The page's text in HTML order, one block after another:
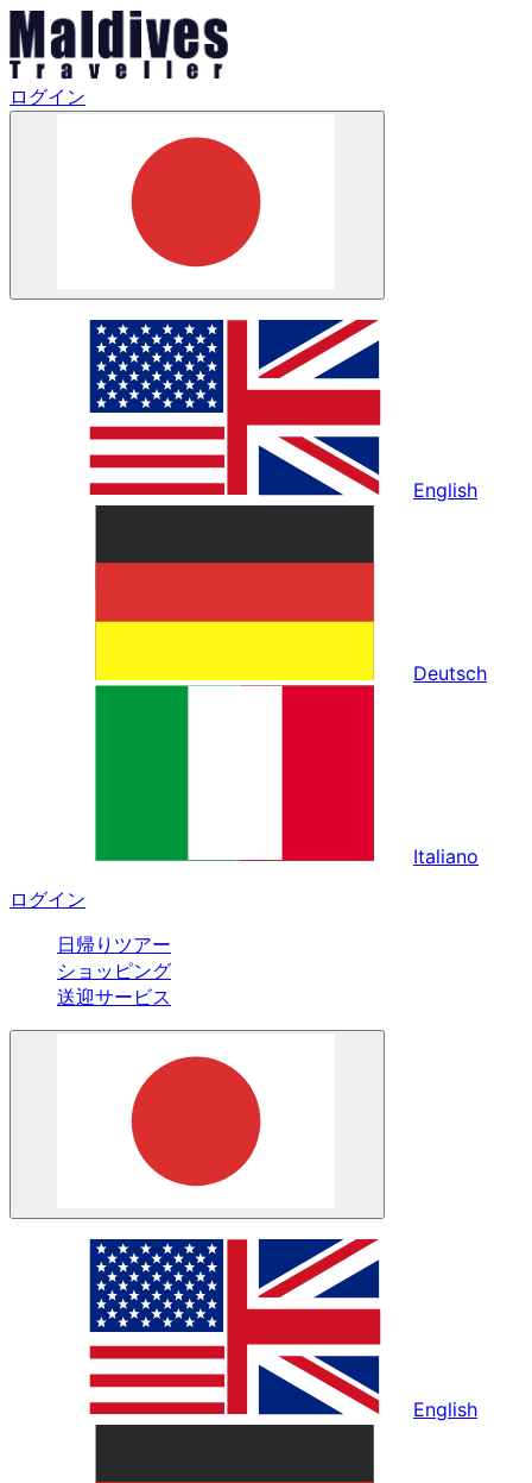
ログイン
English
Deutsch
Italiano
ログイン
日帰りツアー
ショッピング
送迎サービス
English